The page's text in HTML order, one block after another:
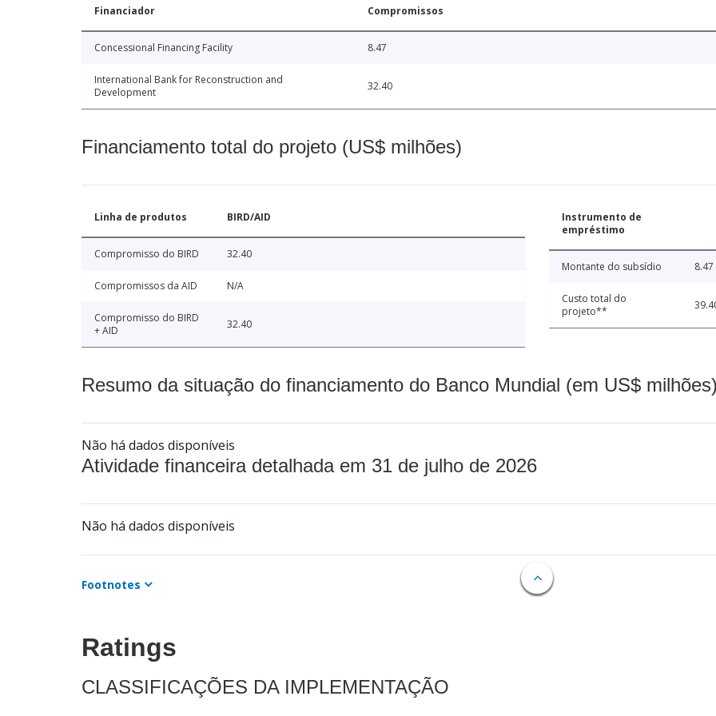
Financiador Compromissos
Concessional Financing Facility 8.47
International Bank for Reconstruction and
Development
32.40
Financiamento total do projeto (US$ milhões)
Linha de produtos BIRD/AID
Compromisso do BIRD 32.40
Compromissos da AID N/A
Compromisso do BIRD
+ AID
32.40
Instrumento de
empréstimo
Montante do subsídio 8.47
Custo total do
projeto**
Resumo da situação do financiamento do Banco Mundial (em US$
Não há dados disponíveis
Atividade financeira detalhada em 31 de julho de 2026
Não há dados disponíveis
Footnotes
Ratings
CLASSIFICAÇÕES DA IMPLEMENTAÇÃO